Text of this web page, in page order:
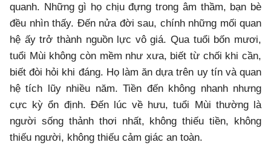
quanh. Những gì họ chịu đựng trong âm thầm, bạn bè
đều nhìn thấy. Đến nửa đời sau, chính những mối quan
hệ ấy trở thành nguồn lực vô giá. Qua tuổi bốn mươi,
tuổi Mùi không còn mềm như xưa, biết từ chối khi cần,
biết đòi hỏi khi đáng. Họ làm ăn dựa trên uy tín và quan
hệ tích lũy nhiều năm. Tiền đến không nhanh nhưng
cực kỳ ổn định. Đến lúc về hưu, tuổi Mùi thường là
người sống thảnh thơi nhất, không thiếu tiền, không
thiếu người, không thiếu cảm giác an toàn.